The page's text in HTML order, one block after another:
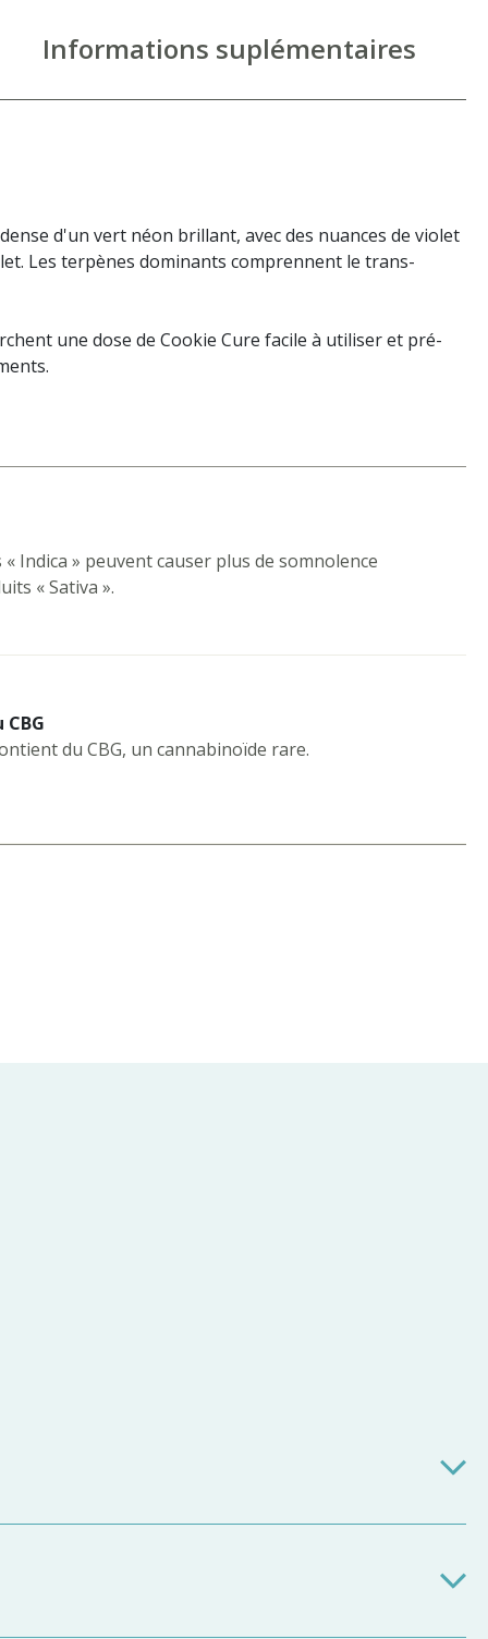
Informations suplémentaires
d'un vert néon brillant, avec des nuances de violet
Les terpènes dominants comprennent le trans-
une dose de Cookie Cure facile à utiliser et pré-
Indica » peuvent causer plus de somnolence
« Sativa ».
du CBG, un cannabinoïde rare.